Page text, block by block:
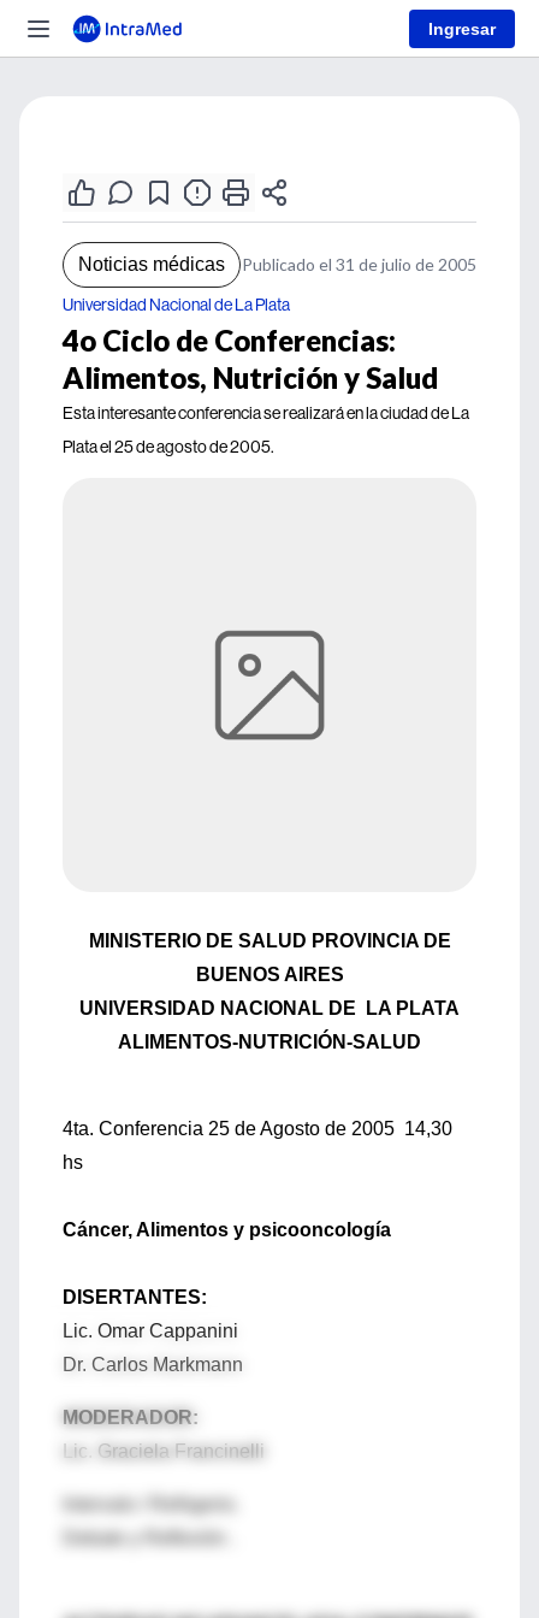
Ingresar
Noticias médicas Publicado el 31 de julio de 2005
Universidad Nacional de La Plata
4o Ciclo de Conferencias:
Alimentos, Nutrición y Salud
Esta interesante conferencia se realizará en la ciudad de La
Plata el 25 de agosto de 2005.
MINISTERIO DE SALUD PROVINCIA DE
BUENOS AIRES
UNIVERSIDAD NACIONAL DE LA PLATA
ALIMENTOS-NUTRICIÓN-SALUD
4ta. Conferencia 25 de Agosto de 2005 14,30
hs
Cáncer, Alimentos y psicooncología
DISERTANTES:
Lic. Omar Cappanini
Dr. Carlos Markmann
MODERADOR:
Lic. Graciela Francinelli
Intervalo / Refrigerio.